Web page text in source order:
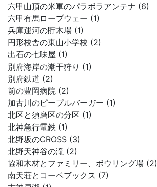
六甲山頂の米軍のパラボラアンテナ (6)
六甲有馬ロープウェー (1)
兵庫運河の貯木場 (1)
円形校舎の東山小学校 (2)
出石の七味屋 (1)
別府海岸の潮干狩り (1)
別府鉄道 (2)
前の豊岡病院 (2)
加古川のピープルバーガー (1)
北区と須磨区の分区 (1)
北神急行電鉄 (1)
北野坂のCROSS (3)
北野天神谷の滝 (2)
協和木材とファミリー、ボウリング場 (2)
南天荘とコーベブックス (7)